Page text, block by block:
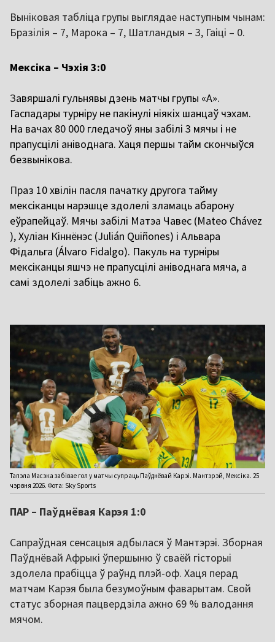
Выніковая табліца групы выглядае наступным чынам:
Бразілія – 7, Марока – 7, Шатландыя – 3, Гаіці – 0.
Мексіка – Чэхія 3:0
Завяршалі гульнявы дзень матчы групы «А».
Гаспадары турніру не пакінулі ніякіх шанцаў чэхам.
На вачах 80 000 гледачоў яны забілі 3 мячы і не
прапусцілі аніводнага. Хаця першы тайм скончыўся
безвынікова.
Праз 10 хвілін пасля пачатку другога тайму
мексіканцы нарэшце здолелі зламаць абарону
еўрапейцаў. Мячы забілі Матэа Чавес (Mateo Chávez
), Хуліан Кіннёнэс (Julián Quiñones) і Альвара
Фідальга (Álvaro Fidalgo). Пакуль на турніры
мексіканцы яшчэ не прапусцілі аніводнага мяча, а
самі здолелі забіць ажно 6.
Тапэла Масэка забівае гол у матчы супраць Паўднёвай Карэі. Мантэрэй, Мексіка. 25
чэрвня 2026. Фота: Sky Sports
ПАР – Паўднёвая Карэя 1:0
Сапраўдная сенсацыя адбылася ў Мантэрэі. Зборная
Паўднёвай Афрыкі ўпершыню ў сваёй гісторыі
здолела прабіцца ў раўнд плэй-оф. Хаця перад
матчам Карэя была безумоўным фаварытам. Свой
статус зборная пацвердзіла ажно 69 % валодання
мячом.